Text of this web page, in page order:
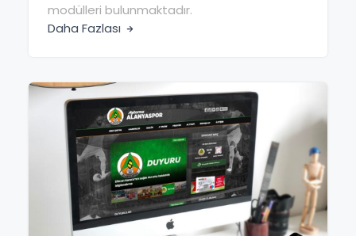
modülleri bulunmaktadır.
Daha Fazlası